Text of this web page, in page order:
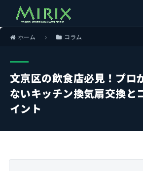
ホーム コラム
文京区の飲食店必見！プロ
ないキッチン換気扇交換と
イント